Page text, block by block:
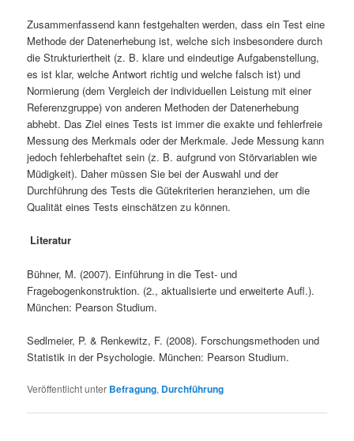
Zusammenfassend kann festgehalten werden, dass ein Test eine
Methode der Datenerhebung ist, welche sich insbesondere durch
die Strukturiertheit (z. B. klare und eindeutige Aufgabenstellung,
es ist klar, welche Antwort richtig und welche falsch ist) und
Normierung (dem Vergleich der individuellen Leistung mit einer
Referenzgruppe) von anderen Methoden der Datenerhebung
abhebt. Das Ziel eines Tests ist immer die exakte und fehlerfreie
Messung des Merkmals oder der Merkmale. Jede Messung kann
jedoch fehlerbehaftet sein (z. B. aufgrund von Störvariablen wie
Müdigkeit). Daher müssen Sie bei der Auswahl und der
Durchführung des Tests die Gütekriterien heranziehen, um die
Qualität eines Tests einschätzen zu können.
Literatur
Bühner, M. (2007). Einführung in die Test- und
Fragebogenkonstruktion. (2., aktualisierte und erweiterte Aufl.).
München: Pearson Studium.
Sedlmeier, P. & Renkewitz, F. (2008). Forschungsmethoden und
Statistik in der Psychologie. München: Pearson Studium.
Veröffentlicht unter Befragung, Durchführung